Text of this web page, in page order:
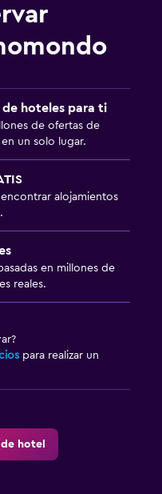
de hoteles para ti
de ofertas de
un solo lugar.
alojamientos
en millones de
reales.
para realizar un
hotel